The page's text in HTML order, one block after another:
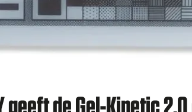
geeft de Gel-Kinetic